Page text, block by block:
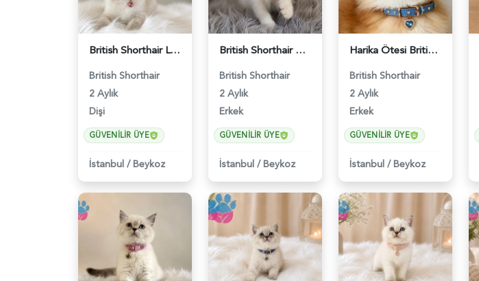
British Shorthair Lynx Point Dişi Yavrumuz Yuva Arıyor - 5148
British Shorthair
2 Aylık
Dişi
GÜVENILIR ÜYE
İstanbul /Beykoz
British Shorthair Silver Point Erkek 2 Aylık - 6122
British Shorthair
2 Aylık
Erkek
GÜVENILIR ÜYE
İstanbul /Beykoz
Harika Ötesi British Longhair Golden Parlayan Yıldız - 6141
British Shorthair
2 Aylık
Erkek
GÜVENILIR ÜYE
İstanbul /Beykoz